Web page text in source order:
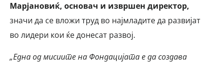
Марјановиќ, основач и извршен директор,
значи да се вложи труд во најмладите да развијат
во лидери кои ќе донесат развој.
„Една од мисиите на Фондацијата е да создава